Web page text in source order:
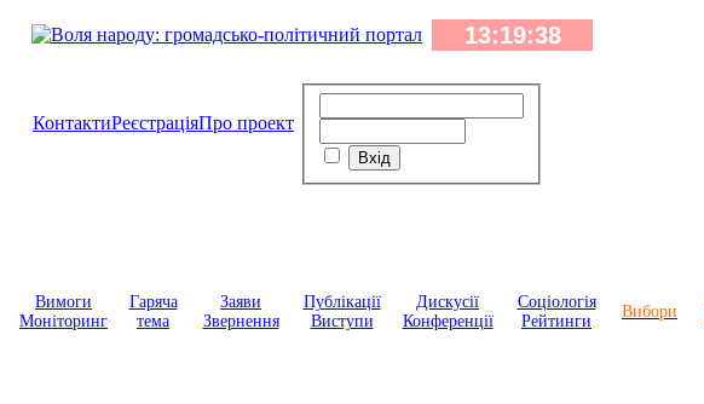
КонтактиРеєстраціяПро проект
Вимоги
Моніторинг
Гаряча
тема
Заяви
Звернення
Публікації
Виступи
Дискусії
Конференції
Соціологія
Рейтинги
Вибори